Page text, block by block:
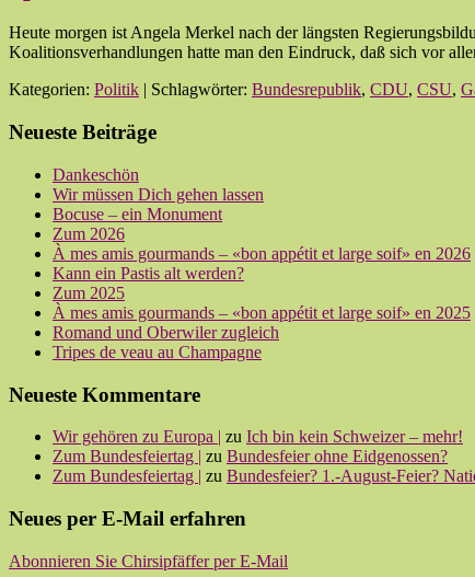
Heute morgen ist Angela Merkel nach der längsten
Koalitionsverhandlungen hatte man den Eindruck, daß sich vor
Kategorien: Politik | Schlagwörter: Bundesrepublik, CDU, CSU,
Neueste Beiträge
Dankeschön
Wir müssen Dich gehen lassen
Bocuse – ein Monument
Zum 2026
À mes amis gourmands – «bon appétit et large soif» en 2026
Kann ein Pastis alt werden?
Zum 2025
À mes amis gourmands – «bon appétit et large soif» en 2025
Romand und Oberwiler zugleich
Tripes de veau au Champagne
Neueste Kommentare
Wir gehören zu Europa | zu Ich bin kein Schweizer – mehr!
Zum Bundesfeiertag | zu Bundesfeier ohne Eidgenossen?
Zum Bundesfeiertag | zu Bundesfeier? 1.-August-Feier?
Neues per E-Mail erfahren
Abonnieren Sie Chirsipfäffer per E-Mail